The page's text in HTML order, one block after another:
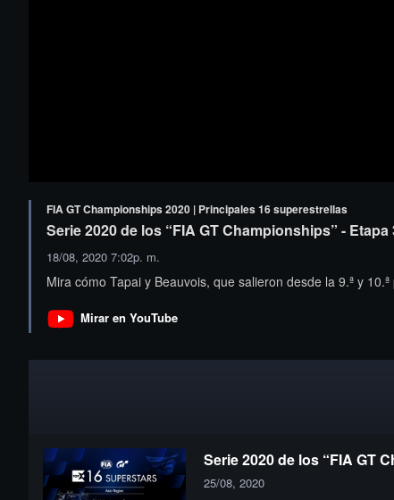
FIA GT Championships 2020 | Principales 16 superestrellas
Serie 2020 de los “FIA GT Championships” -
18/08, 2020 7:02p. m.
Mira cómo Tapai y Beauvois, que salieron desde la 9.ª y
Mirar en YouTube
Serie 2020 de los “FIA GT
25/08, 2020